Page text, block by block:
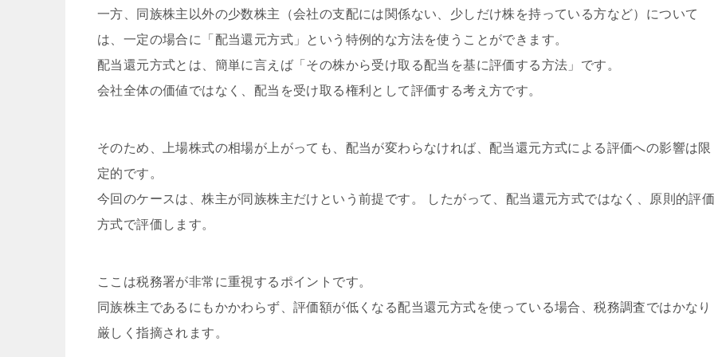
一方、同族株主以外の少数株主（会社の支配には関係ない、少しだけ株を持っている方など）について
は、一定の場合に「配当還元方式」という特例的な方法を使うことができます。
配当還元方式とは、簡単に言えば「その株から受け取る配当を基に評価する方法」です。
会社全体の価値ではなく、配当を受け取る権利として評価する考え方です。
そのため、上場株式の相場が上がっても、配当が変わらなければ、配当還元方式による評価への影響は限
定的です。
今回のケースは、株主が同族株主だけという前提です。 したがって、配当還元方式ではなく、原則的評
方式で評価します。
ここは税務署が非常に重視するポイントです。
同族株主であるにもかかわらず、評価額が低くなる配当還元方式を使っている場合、税務調査ではかなり
厳しく指摘されます。